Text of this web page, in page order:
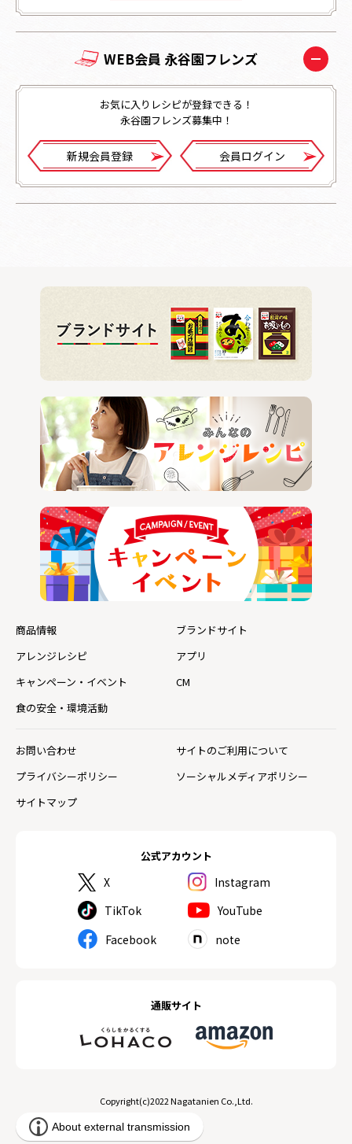
WEB会員 永谷園フレンズ
お気に入りレシピが登録できる！
永谷園フレンズ募集中！
新規会員登録 会員ログイン
公式アカウント
X
Instagram
TikTok
YouTube
Facebook
note
通販サイト
商品情報
ブランドサイト
アレンジレシピ
アプリ
キャンペーン・イベント
CM
食の安全・環境活動
お問い合わせ
サイトのご利用について
プライバシーポリシー
ソーシャルメディアポリシー
サイトマップ
Copyright(c)2022 Nagatanien Co.,Ltd.